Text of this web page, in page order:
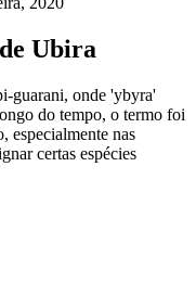
de Ubira
guarani, onde 'ybyra'
do tempo, o termo foi
especialmente nas
certas espécies